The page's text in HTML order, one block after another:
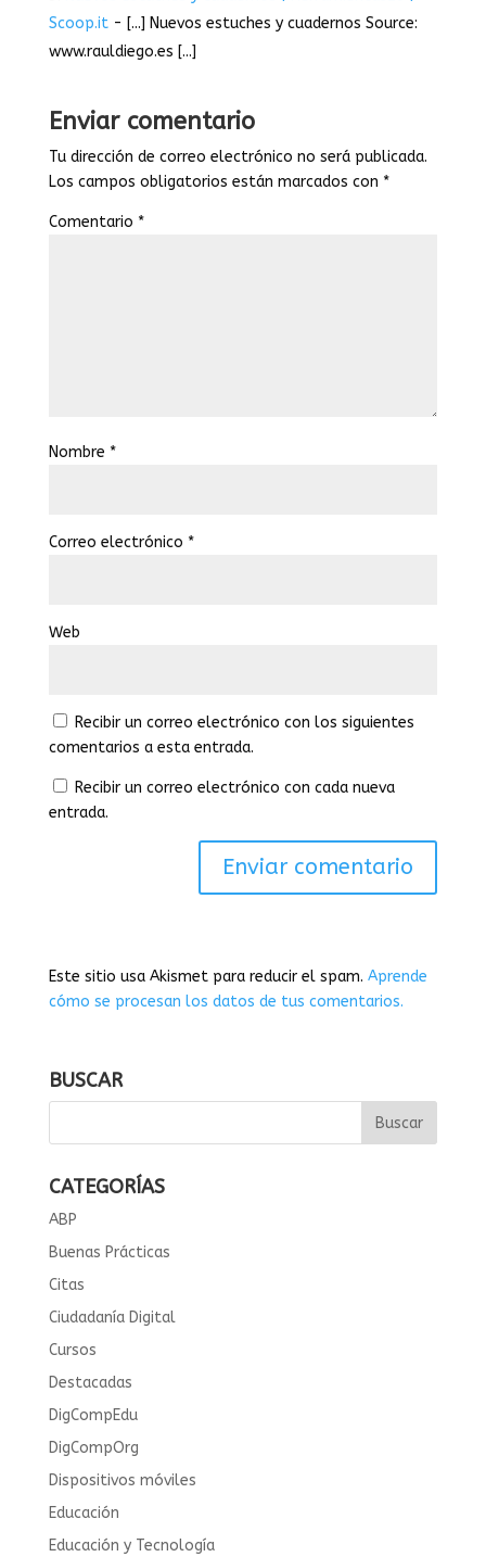
Scoop.it- [...] Nuevos estuches y cuadernos Source:
www.rauldiego.es [...]
Enviar comentario
Tu dirección de correo electrónico no será publicada.
Los campos obligatorios están marcados con *
Comentario *
Nombre *
Correo electrónico *
Web
Recibir un correo electrónico con los siguientes
comentarios a esta entrada.
Recibir un correo electrónico con cada nueva
entrada.
Este sitio usa Akismet para reducir el spam. Aprende
cómo se procesan los datos de tus comentarios.
BUSCAR
CATEGORÍAS
ABP
Buenas Prácticas
Citas
Ciudadanía Digital
Cursos
Destacadas
DigCompEdu
DigCompOrg
Dispositivos móviles
Educación
Educación y Tecnología